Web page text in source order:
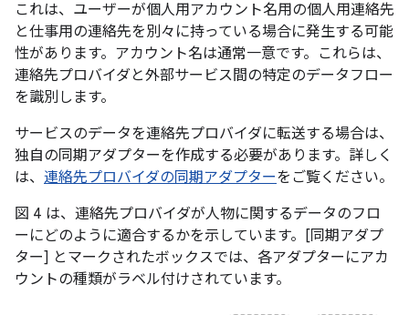
これは、ユーザーが個人用アカウント名用の個人用連絡先
と仕事用の連絡先を別々に持っている場合に発生する可能
性があります。アカウント名は通常一意です。これらは、
連絡先プロバイダと外部サービス間の特定のデータフロー
を識別します。
サービスのデータを連絡先プロバイダに転送する場合は、
独自の同期アダプターを作成する必要があります。詳しく
は、 連絡先プロバイダの同期アダプターをご覧ください。
図 4 は、連絡先プロバイダが人物に関するデータのフロ
ーにどのように適合するかを示しています。[同期アダプ
ター] とマークされたボックスでは、各アダプターにアカ
ウントの種類がラベル付けされています。